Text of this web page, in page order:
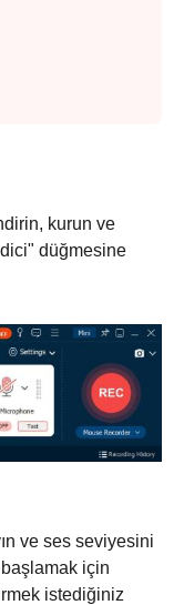
kurun ve
düğmesine
ve ses seviyesini
için
istediğiniz